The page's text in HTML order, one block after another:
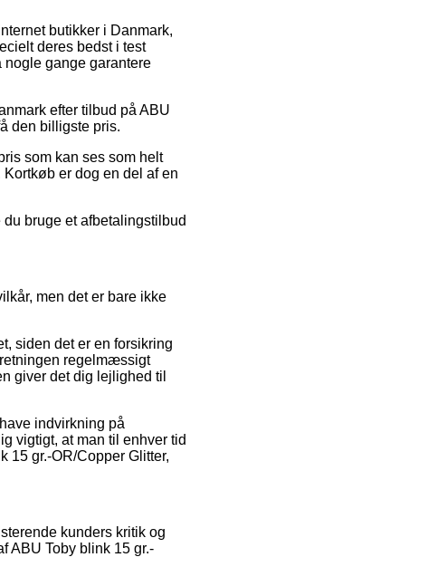
butikker i Danmark,
deres bedst i test
gange garantere
efter tilbud på ABU
den billigste pris.
som kan ses som helt
er dog en del af en
bruge et afbetalingstilbud
men det er bare ikke
siden det er en forsikring
regelmæssigt
giver det dig lejlighed til
indvirkning på
vigtigt, at man til enhver tid
15 gr.-OR/Copper Glitter,
kunders kritik og
ABU Toby blink 15 gr.-